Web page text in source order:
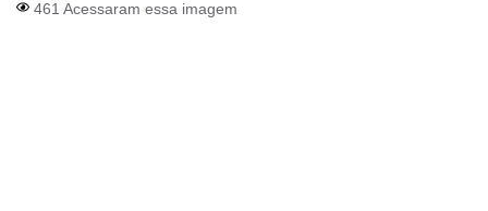
461 Acessaram essa imagem